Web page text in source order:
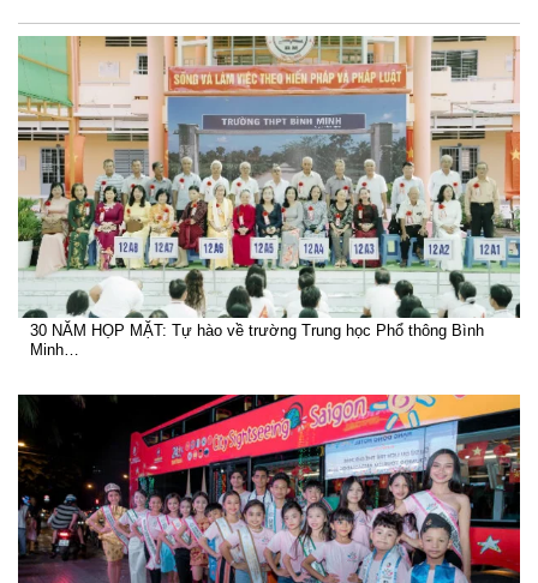
30 NĂM HỌP MẶT: Tự hào về trường Trung học Phổ thông Bình
Minh…